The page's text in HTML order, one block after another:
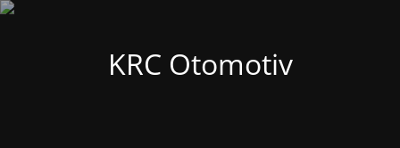
KRC Otomotiv